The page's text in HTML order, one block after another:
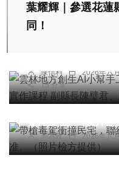
葉耀輝｜參選花蓮
同！
綜合新聞
雲林地方創生AI小幫
陳信利 2026年六
15 分享
社會 綜合新聞
帶槍毒駕衝撞民宅，
周為政 2026年六
專欄
宮廟達人「警界孔子